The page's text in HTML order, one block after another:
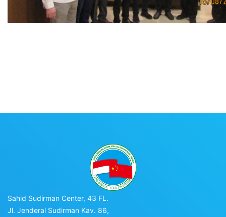
Sahid Sudirman Center, 43 FL.
Jl. Jenderal Sudirman Kav. 86,